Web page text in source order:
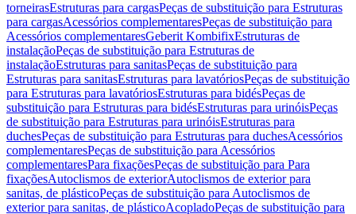
torneirasEstruturas para cargasPeças de substituição para Estruturas
para cargasAcessórios complementaresPeças de substituição para
Acessórios complementaresGeberit KombifixEstruturas de
instalaçãoPeças de substituição para Estruturas de
instalaçãoEstruturas para sanitasPeças de substituição para
Estruturas para sanitasEstruturas para lavatóriosPeças de substituição
para Estruturas para lavatóriosEstruturas para bidésPeças de
substituição para Estruturas para bidésEstruturas para urinóisPeças
de substituição para Estruturas para urinóisEstruturas para
duchesPeças de substituição para Estruturas para duchesAcessórios
complementaresPeças de substituição para Acessórios
complementaresPara fixaçõesPeças de substituição para Para
fixaçõesAutoclismos de exteriorAutoclismos de exterior para
sanitas, de plásticoPeças de substituição para Autoclismos de
exterior para sanitas, de plásticoAcopladoPeças de substituição para